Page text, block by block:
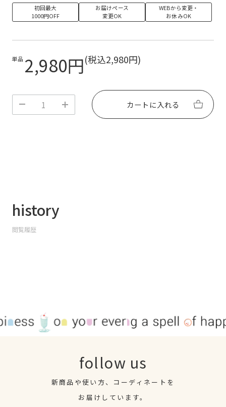
〇オフの際はネイルオイルなどを爪になじませ、付属
のウッドスティックでゆっくり剥がしてください。爪
を傷めますので絶対に無理にシールを剥がさないでく
〇ネイルの色味は写真と実物で異なる場合がございま
〇爪および皮膚に異常がある場合は使用しないでくだ
さい。爪の状態によってはUV/LEDライト照射時に熱
〇付属のウッドスティックは先端が尖っていますの
で、取り扱いにはご注意ください。
〇お子様やペットの手の届かないところに保管してく
初回最大
1000円OFF
お届けペース
変更OK
WEBから変更・
お休みOK
単品 2,980円(税込2,980円)
カートに入れる
history
閲覧履歴
follow us
新商品や使い方、コーディネートを
お届けしています。